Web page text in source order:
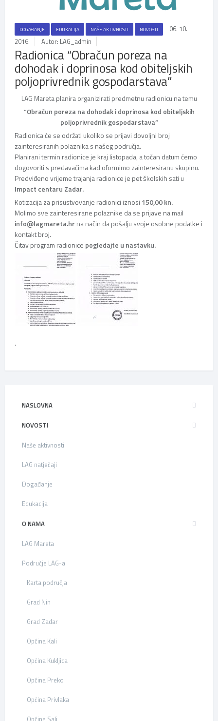
DOGAĐANJE EDUKACIJA NAŠE AKTIVNOSTI NOVOSTI
06. 10.
2016.
Autor: LAG_admin
Radionica “Obračun poreza na
dohodak i doprinosa kod obiteljskih
poljoprivrednik gospodarstava”
LAG Mareta planira organizirati predmetnu radionicu na temu
“Obračun poreza na dohodak i doprinosa kod obiteljskih
poljoprivrednik gospodarstava”
Radionica će se održati ukoliko se prijavi dovoljni broj
zainteresiranih polaznika s našeg područja.
Planirani termin radionice je kraj listopada, a točan datum ćemo
dogovoriti s predavačima kad oformimo zainteresiranu skupinu.
Predviđeno vrijeme trajanja radionice je pet školskih sati u
Impact centaru Zadar.
Kotizacija za prisustvovanje radionici iznosi 150,00 kn.
Molimo sve zainteresirane polaznike da se prijave na mail
info@lagmareta.hr na način da pošalju svoje osobne podatke i
kontakt broj.
Čitav program radionice pogledajte u nastavku.
.
NASLOVNA
NOVOSTI
Naše aktivnosti
LAG natječaji
Događanje
Edukacija
O NAMA
LAG Mareta
Područje LAG-a
Karta područja
Grad Nin
Grad Zadar
Općina Kali
Općina Kukljica
Općina Preko
Općina Privlaka
Općina Sali